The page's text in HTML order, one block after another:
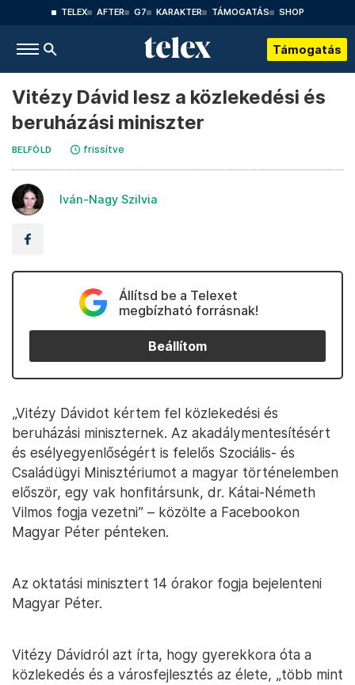
TELEX AFTER G7 KARAKTER TÁMOGATÁS SHOP
Támogatás
Vitézy Dávid lesz a közlekedési és
beruházási miniszter
BELFÖLD frissítve
Iván-Nagy Szilvia
Állítsd be a Telexet
megbízható forrásnak!
Beállítom
„Vitézy Dávidot kértem fel közlekedési és
beruházási miniszternek. Az akadálymentesítésért
és esélyegyenlőségért is felelős Szociális- és
Családügyi Minisztériumot a magyar történelemben
először, egy vak honfitársunk, dr. Kátai-Németh
Vilmos fogja vezetni” – közölte a Facebookon
Magyar Péter pénteken.
Az oktatási minisztert 14 órakor fogja bejelenteni
Magyar Péter.
Vitézy Dávidról azt írta, hogy gyerekkora óta a
közlekedés és a városfejlesztés az élete, „több mint